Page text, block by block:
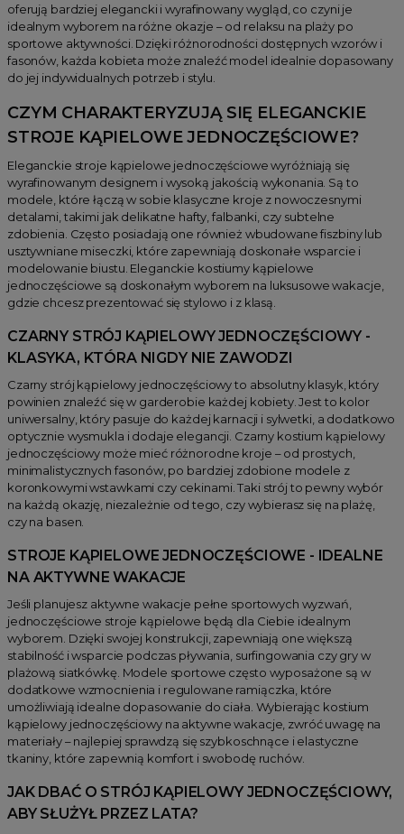
oferują bardziej elegancki i wyrafinowany wygląd, co czyni je
idealnym wyborem na różne okazje – od relaksu na plaży po
sportowe aktywności. Dzięki różnorodności dostępnych wzorów i
fasonów, każda kobieta może znaleźć model idealnie dopasowany
do jej indywidualnych potrzeb i stylu.
CZYM CHARAKTERYZUJĄ SIĘ ELEGANCKIE
STROJE KĄPIELOWE JEDNOCZĘŚCIOWE?
Eleganckie stroje kąpielowe jednoczęściowe wyróżniają się
wyrafinowanym designem i wysoką jakością wykonania. Są to
modele, które łączą w sobie klasyczne kroje z nowoczesnymi
detalami, takimi jak delikatne hafty, falbanki, czy subtelne
zdobienia. Często posiadają one również wbudowane fiszbiny lub
usztywniane miseczki, które zapewniają doskonałe wsparcie i
modelowanie biustu. Eleganckie kostiumy kąpielowe
jednoczęściowe są doskonałym wyborem na luksusowe wakacje,
gdzie chcesz prezentować się stylowo i z klasą.
CZARNY STRÓJ KĄPIELOWY JEDNOCZĘŚCIOWY -
KLASYKA, KTÓRA NIGDY NIE ZAWODZI
Czarny strój kąpielowy jednoczęściowy to absolutny klasyk, który
powinien znaleźć się w garderobie każdej kobiety. Jest to kolor
uniwersalny, który pasuje do każdej karnacji i sylwetki, a dodatkowo
optycznie wysmukla i dodaje elegancji. Czarny kostium kąpielowy
jednoczęściowy może mieć różnorodne kroje – od prostych,
minimalistycznych fasonów, po bardziej zdobione modele z
koronkowymi wstawkami czy cekinami. Taki strój to pewny wybór
na każdą okazję, niezależnie od tego, czy wybierasz się na plażę,
czy na basen.
STROJE KĄPIELOWE JEDNOCZĘŚCIOWE - IDEALNE
NA AKTYWNE WAKACJE
Jeśli planujesz aktywne wakacje pełne sportowych wyzwań,
jednoczęściowe stroje kąpielowe będą dla Ciebie idealnym
wyborem. Dzięki swojej konstrukcji, zapewniają one większą
stabilność i wsparcie podczas pływania, surfingowania czy gry w
plażową siatkówkę. Modele sportowe często wyposażone są w
dodatkowe wzmocnienia i regulowane ramiączka, które
umożliwiają idealne dopasowanie do ciała. Wybierając kostium
kąpielowy jednoczęściowy na aktywne wakacje, zwróć uwagę na
materiały – najlepiej sprawdzą się szybkoschnące i elastyczne
tkaniny, które zapewnią komfort i swobodę ruchów.
JAK DBAĆ O STRÓJ KĄPIELOWY JEDNOCZĘŚCIOWY,
ABY SŁUŻYŁ PRZEZ LATA?